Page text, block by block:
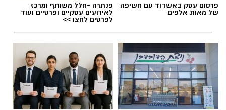
פרסום עסק באשדוד עם חשיפה
של מאות אלפים
פנתרה -חלל משותף ומרכז
לאירועים עסקיים ופרטיים ועוד
לפרטים לחצו >>